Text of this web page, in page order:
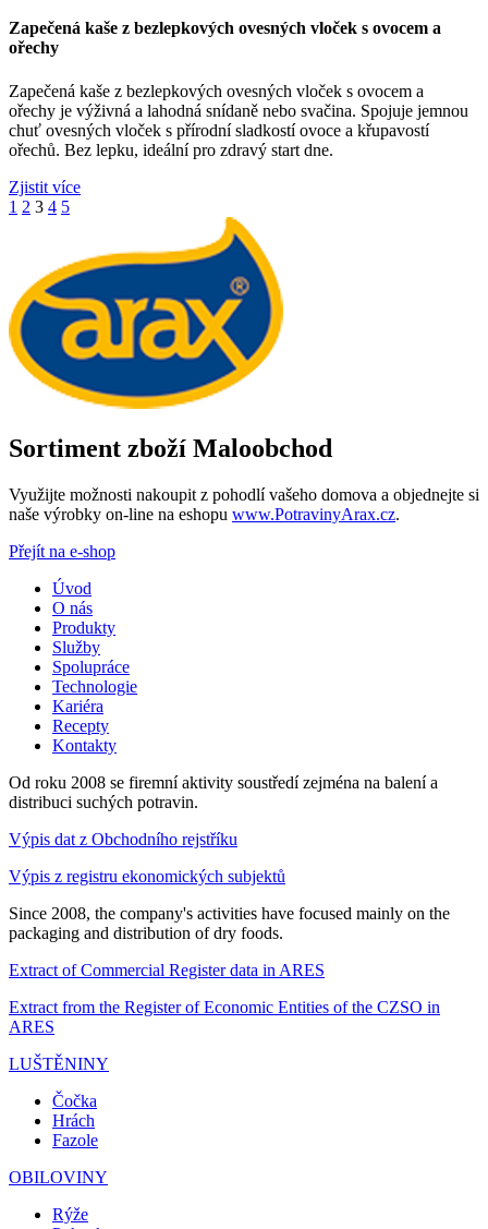
Zapečená kaše z bezlepkových ovesných vloček s ovocem a
ořechy
Zapečená kaše z bezlepkových ovesných vloček s ovocem a
ořechy je výživná a lahodná snídaně nebo svačina. Spojuje jemnou
chuť ovesných vloček s přírodní sladkostí ovoce a křupavostí
ořechů. Bez lepku, ideální pro zdravý start dne.
Zjistit více
1 2 3 4 5
Sortiment zboží Maloobchod
Využijte možnosti nakoupit z pohodlí vašeho domova a objednejte si
naše výrobky on-line na eshopu www.PotravinyArax.cz.
Přejít na e-shop
Úvod
O nás
Produkty
Služby
Spolupráce
Technologie
Kariéra
Recepty
Kontakty
Od roku 2008 se firemní aktivity soustředí zejména na balení a
distribuci suchých potravin.
Výpis dat z Obchodního rejstříku
Výpis z registru ekonomických subjektů
Since 2008, the company's activities have focused mainly on the
packaging and distribution of dry foods.
Extract of Commercial Register data in ARES
Extract from the Register of Economic Entities of the CZSO in
ARES
LUŠTĚNINY
Čočka
Hrách
Fazole
OBILOVINY
Rýže